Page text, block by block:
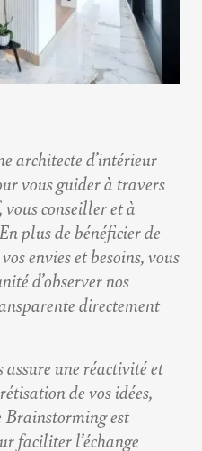
architecte d’intérieur
vous guider à travers
conseiller et à
plus de bénéficier de
envies et besoins, vous
d’observer nos
directement
assure une réactivité et
de vos idées,
Brainstormingest
faciliter l’échange